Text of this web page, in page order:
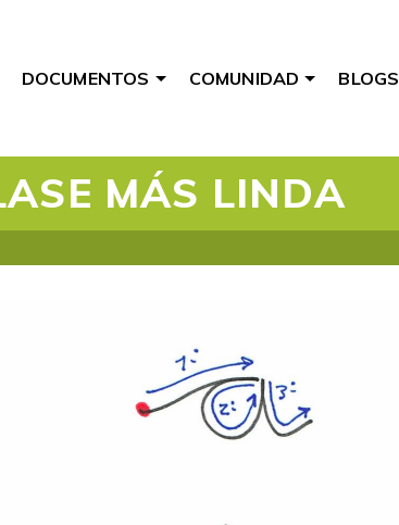
DOCUMENTOS COMUNIDAD BLOGS
MÁS LINDA